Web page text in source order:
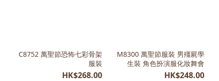
C8752 萬聖節恐怖七彩骨架
服裝
HK$268.00
M8300 萬聖節服裝 男殭屍學
生裝 角色扮演服化妝舞會
HK$248.00